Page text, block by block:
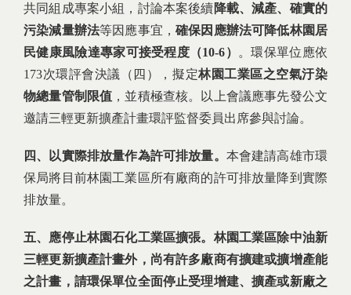
共同組成專案小組，討論本案後續降載、減產、確實的
污染減量辦法等因應事宜，確保因應辦法可降低林園居
民健康風險達專家可接受程度（10-6）
。環保單位應依
173次環評會決議（四），擬定林園工業區之空氣汙染
物總量管制限值 ，並積極查核。以上會議應事先發公文
邀請三輕更新擴產計畫環評監督委員出席參與討論。
四、以實際排放量作為許可排放量。 本會建請高雄市環
保局將目前林園工業區所有廠商的許可排放量降到實際
排放量。
五、應停止林園石化工業區擴張。林園工業區除中油新
三輕更新擴產計畫外，尚有許多廠商有擴建或擴增產能
之計畫，請環保單位全面停止受理增建、擴產或新廠之